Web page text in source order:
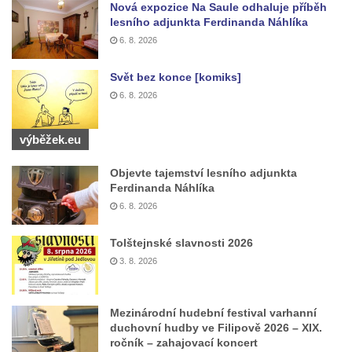
Pomník Přemysla Otakara II. v parku Na
Sadech v Českých Budějovicích
Českých Budějovicích
Památník Otokara Mokrého v parku Na
Sadech v Českých Budějovicích
Poslední dochovaný tramvajový sloup na
Pražské třídě v Českých Budějovicích
Socha Civilizovaní na Husově třídě v
Českých Budějovicích
Socha svatého Jana Nepomuckého Na
Sadech u Mlýnské stoky v Českých
Budějovicích
Sochy brouků u Mlýnské stoky v Českých
Budějovicích
Nová expozice Na Saule odhaluje příběh
lesního adjunkta Ferdinanda Náhlíka
6. 8. 2026
Svět bez konce [komiks]
6. 8. 2026
výběžek.eu
Objevte tajemství lesního adjunkta
Ferdinanda Náhlíka
6. 8. 2026
Tolštejnské slavnosti 2026
3. 8. 2026
Mezinárodní hudební festival varhanní
duchovní hudby ve Filipově 2026 – XIX.
ročník – zahajovací koncert